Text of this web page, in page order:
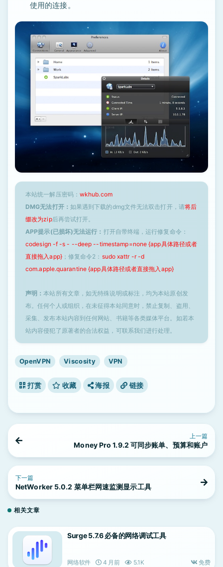
使用的连接。
本站统一解压密码： wkhub.com
DMG无法打开： 如果遇到下载的dmg文件无法双击打开，请将后
缀改为zip后再尝试打开。
APP提示(已损坏)无法运行： 打开自带终端，运行修复命令：
codesign -f -s - --deep --timestamp=none {app具体路径或者
直接拖入app}；修复命令2： sudo xattr -r -d
com.apple.quarantine {app具体路径或者直接拖入app}
声明：本站所有文章，如无特殊说明或标注，均为本站原创发
布。任何个人或组织，在未征得本站同意时，禁止复制、盗用、
采集、发布本站内容到任何网站、书籍等各类媒体平台。如若本
站内容侵犯了原著者的合法权益，可联系我们进行处理。
OpenVPN Viscosity VPN
打赏 收藏 海报 链接
上一篇
Money Pro 1.9.2 可同步账单、预算和账户
下一篇
NetWorker 5.0.2 菜单栏网速监测显示工具
相关文章
Surge 5.7.6 必备的网络调试工具
网络软件 4 月前 5.1K 免费